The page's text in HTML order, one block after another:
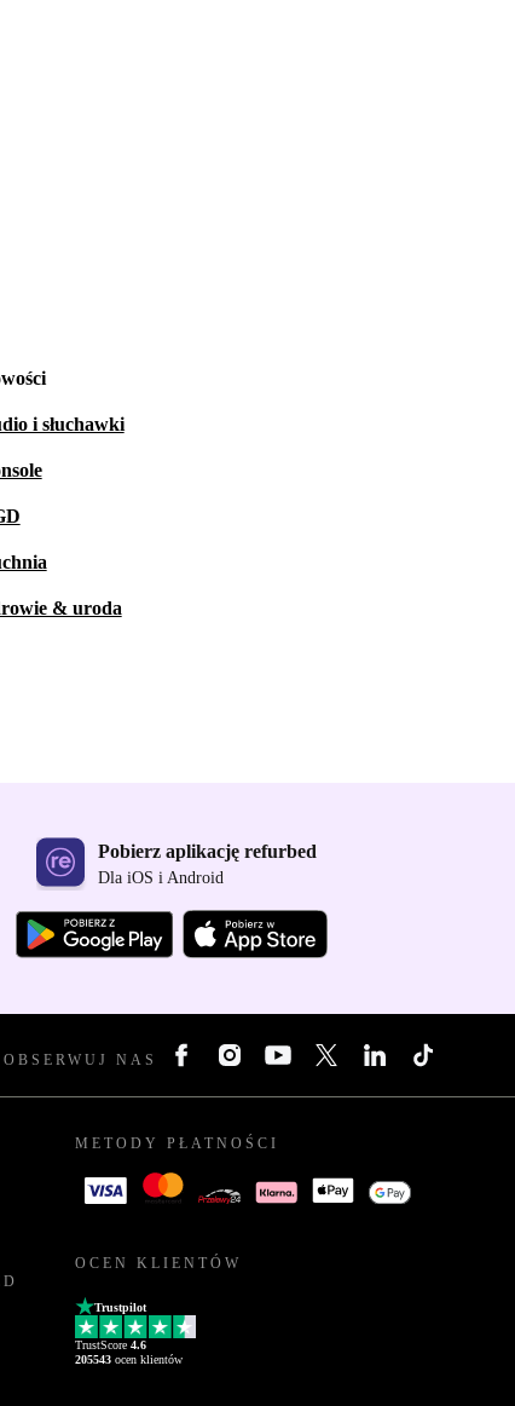
i słuchawki
& uroda
Pobierz aplikację refurbed
Dla iOS i Android
OBSERWUJ NAS
METODY PŁATNOŚCI
OCEN KLIENTÓW
Trustpilot
TrustScore 4.6
205543 ocen klientów